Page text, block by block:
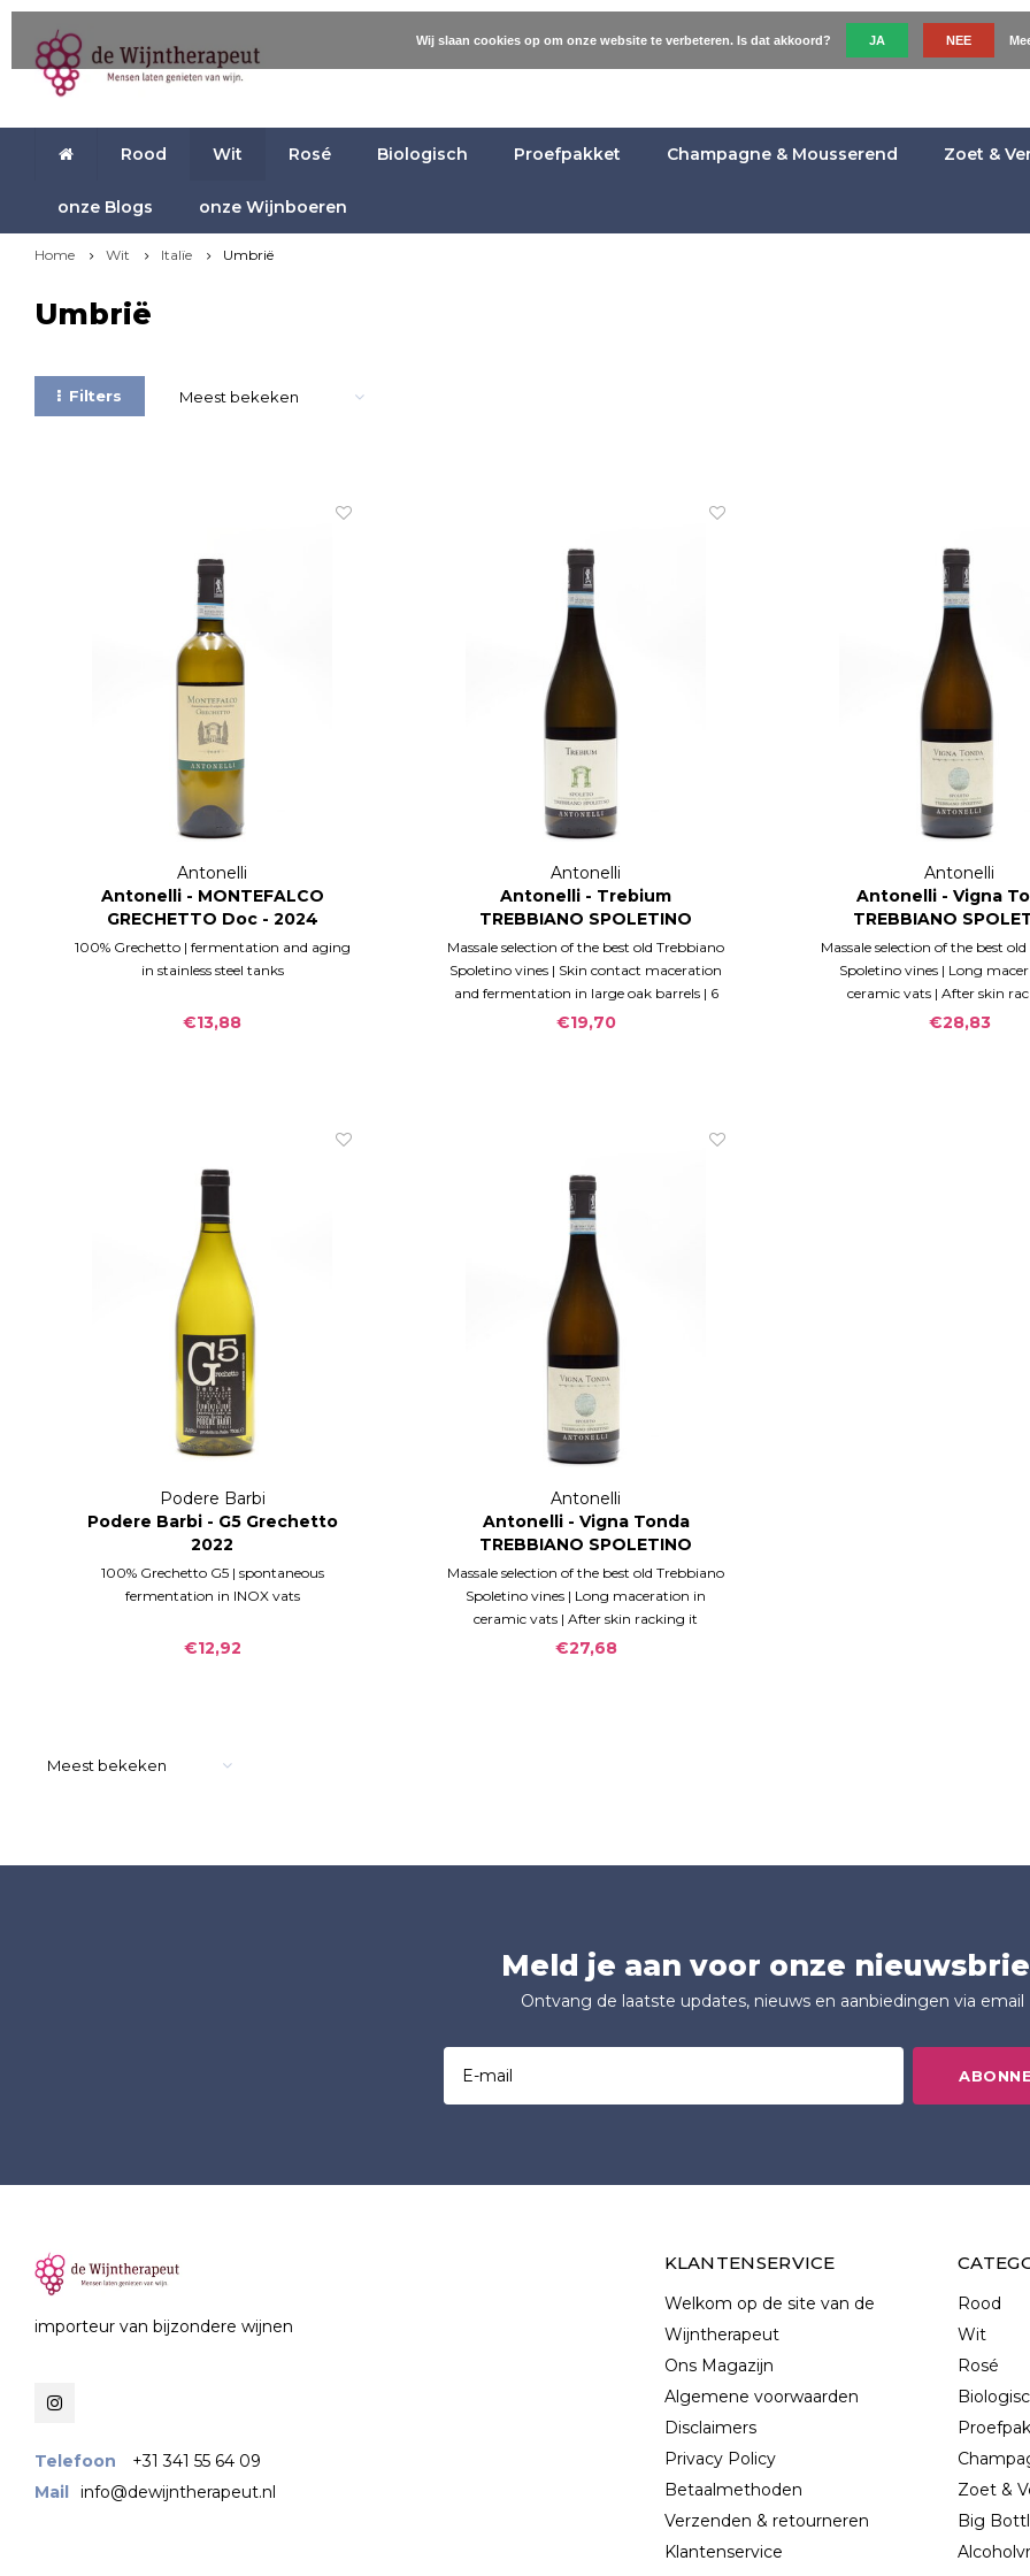
Rood Wit Rosé Biologisch Proefpakket Champagne & Mousserend Zoet &
onze Blogs onze Wijnboeren
Home Wit Italïe Umbrië
Umbrië
Filters Meest bekeken
Antonelli
Antonelli - MONTEFALCO
GRECHETTO Doc - 2024
100% Grechetto | fermentation and aging
in stainless steel tanks
€13,88
Antonelli
Antonelli - Trebium
TREBBIANO SPOLETINO
Spoleto Doc - 2024
Massale selection of the best old Trebbiano
Spoletino vines | Skin contact maceration
and fermentation in large oak barrels | 6
months on the yeasts
€19,70
Antonelli
Antonelli - Vigna
TREBBIANO
Spoleto Doc
Massale selection of the best
Spoletino vines | Long
ceramic vats | After skin
remains in amphoras for
€28,83
Podere Barbi
Podere Barbi - G5 Grechetto
2022
100% Grechetto G5 | spontaneous
fermentation in INOX vats
€12,92
Antonelli
Antonelli - Vigna Tonda
TREBBIANO SPOLETINO
Spoleto Doc 2022
Massale selection of the best old Trebbiano
Spoletino vines | Long maceration in
ceramic vats | After skin racking it
remains in amphoras for some months.
€27,68
Meest bekeken
Meld je aan voor onze
Ontvang de laatste updates, nieuws en aanbiedingen via email
importeur van bijzondere wijnen
Telefoon
+31 341 55 64 09
Mail
info@dewijntherapeut.nl
KLANTENSERVICE
Welkom op de site van de
Wijntherapeut
Ons Magazijn
Algemene voorwaarden
Disclaimers
Privacy Policy
Betaalmethoden
Verzenden & retourneren
Klantenservice
Rood
Wit
Rosé
Zoet &
Big
Wij slaan cookies op om onze website te verbeteren. Is dat akkoord? JA NEE